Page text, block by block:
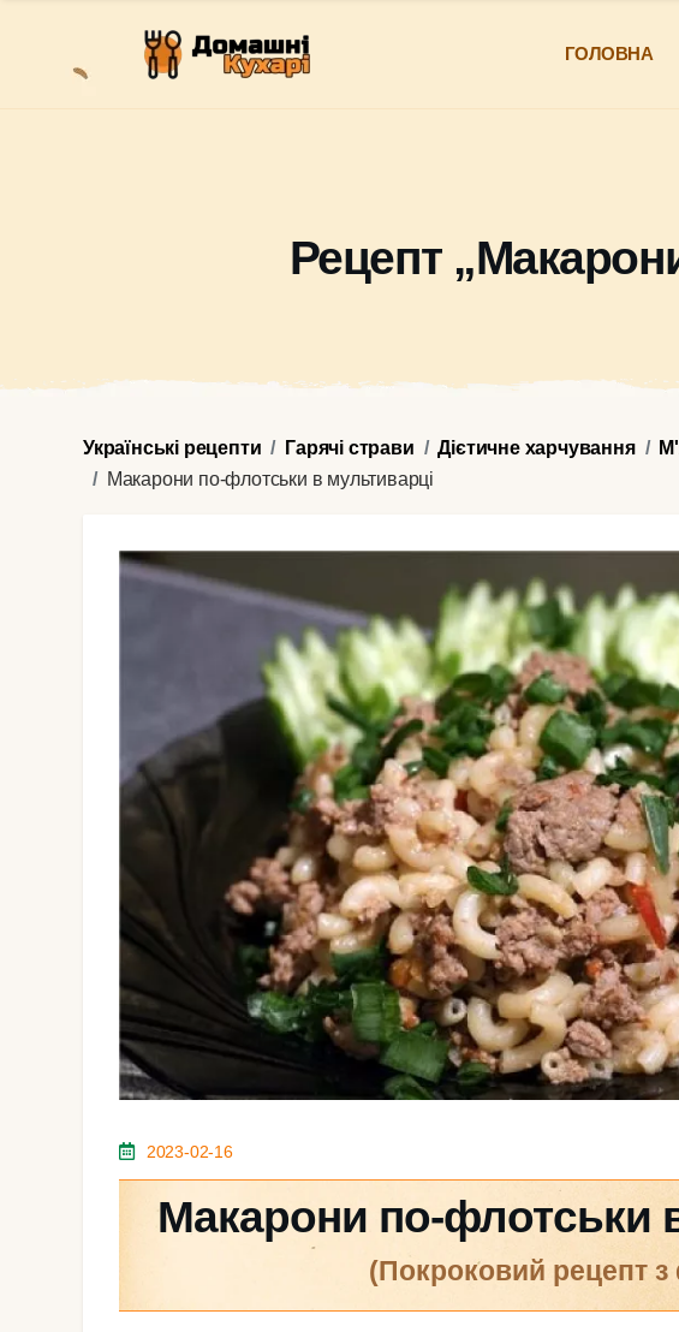
ГОЛОВНА
Рецепт
Українські рецепти Гарячі страви Дієтичне харчування
Макарони по-флотськи в мультиварці
2023-02-16
Макарони по-флотськи
(покроковий рецепт